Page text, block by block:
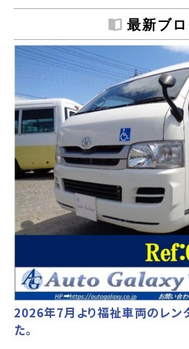
最新ブ
2026年7月より福祉車両のレン
た。